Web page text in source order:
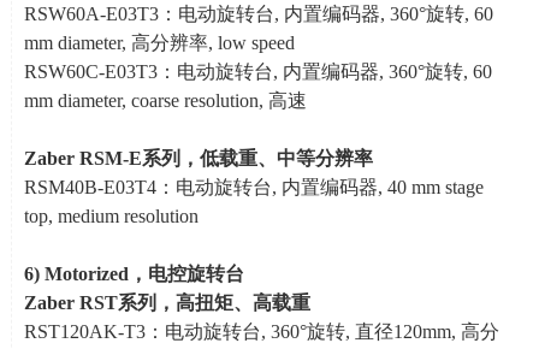
RSW60A-E03T3：电动旋转台, 内置编码器, 360°旋转, 60
mm diameter, 高分辨率, low speed
RSW60C-E03T3：电动旋转台, 内置编码器, 360°旋转, 60
mm diameter, coarse resolution, 高速
Zaber RSM-E系列，低载重、中等分辨率
RSM40B-E03T4：电动旋转台, 内置编码器, 40 mm stage
top, medium resolution
6) Motorized ，电控旋转台
Zaber RST系列，高扭矩、高载重
RST120AK-T3：电动旋转台, 360°旋转, 直径120mm, 高分